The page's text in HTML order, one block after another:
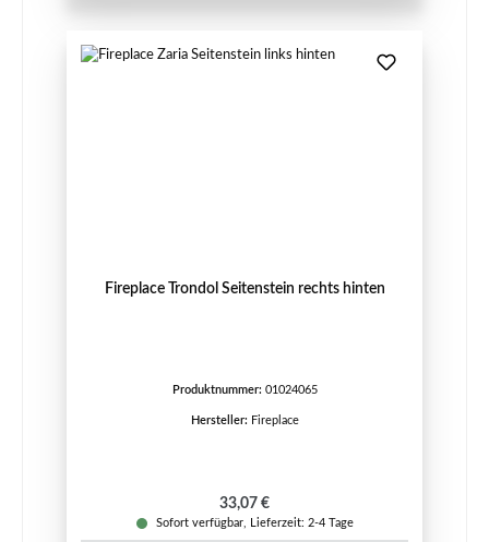
Fireplace Trondol Seitenstein rechts hinten
Produktnummer: 01024065
Hersteller: Fireplace
Regulärer Preis:
33,07 €
Sofort verfügbar, Lieferzeit: 2-4 Tage